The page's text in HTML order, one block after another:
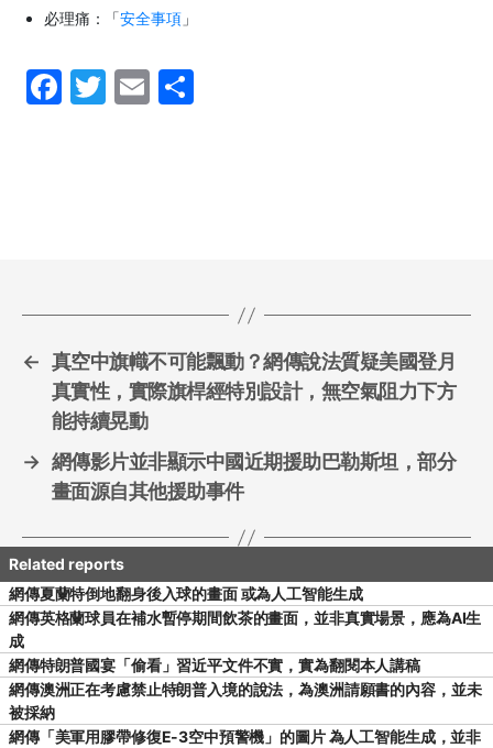
必理痛：「安全事項」
F
T
E
← 真空中旗幟不可能飄動？網傳說法質疑美國登月
真實性，實際旗桿經特別設計，無空氣阻力下方
能持續晃動
→ 網傳影片並非顯示中國近期援助巴勒斯坦，部分
畫面源自其他援助事件
網傳夏蘭特倒地翻身後入球的畫面 或為人工智能生成
網傳英格蘭球員在補水暫停期間飲茶的畫面，並非真實場景，應為AI生
成
網傳特朗普國宴「偷看」習近平文件不實，實為翻閱本人講稿
網傳澳洲正在考慮禁止特朗普入境的說法，為澳洲請願書的內容，並未
被採納
網傳「美軍用膠帶修復E-3空中預警機」的圖片 為人工智能生成，並非